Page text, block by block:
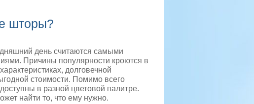
шторы?
день считаются самыми
Причины популярности кроются в
долговечной
стоимости. Помимо всего
в разной цветовой палитре.
найти то, что ему нужно.